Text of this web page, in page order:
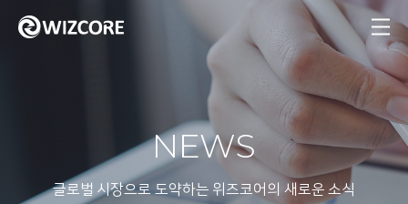
NEWS
글로벌 시장으로 도약하는 위즈코어의 새로운 소식